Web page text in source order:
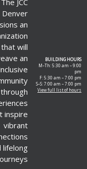
BUILDING HOURS
M–Th: 5:30 am – 9:00
pm
F: 5:30 am – 7:00 pm
S–S: 7:00 am – 7:00 pm
View full list of hours
Denver
an
that will
an
through
inspire
vibrant
lifelong